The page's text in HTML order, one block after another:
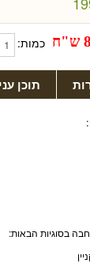
כמות:
תוכן
בסוגיות הבאות: